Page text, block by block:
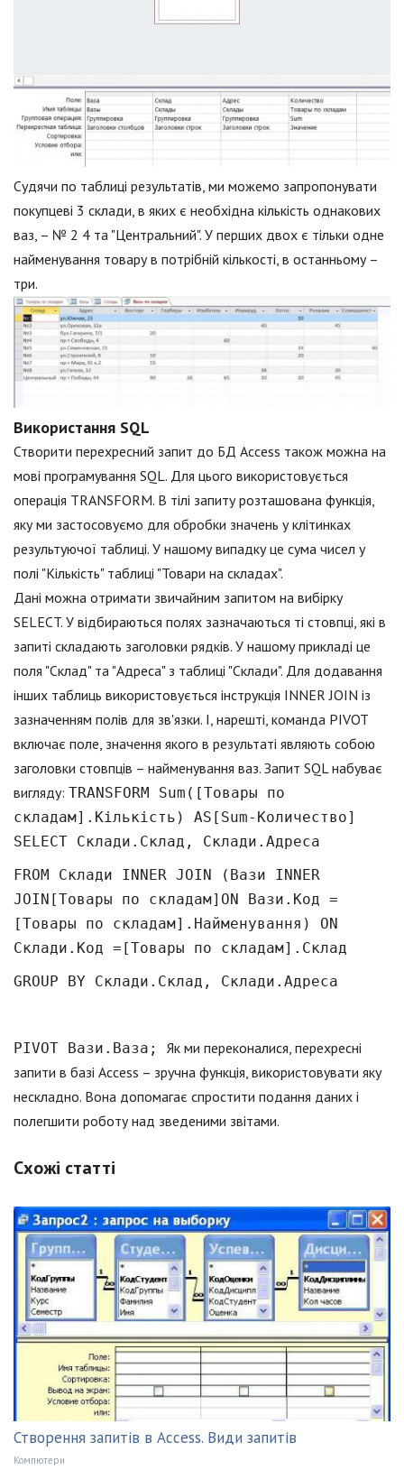
Судячи по таблиці результатів, ми можемо запропонувати
покупцеві 3 склади, в яких є необхідна кількість однакових
ваз, – № 2 4 та "Центральний". У перших двох є тільки одне
найменування товару в потрібній кількості, в останньому –
три.
Використання SQL
Створити перехресний запит до БД Access також можна на
мові програмування SQL. Для цього використовується
операція TRANSFORM. В тілі запиту розташована функція,
яку ми застосовуємо для обробки значень у клітинках
результуючої таблиці. У нашому випадку це сума чисел у
полі "Кількість" таблиці "Товари на складах".
Дані можна отримати звичайним запитом на вибірку
SELECT. У відбираються полях зазначаються ті стовпці, які в
запиті складають заголовки рядків. У нашому прикладі це
поля "Склад" та "Адреса" з таблиці "Склади". Для додавання
інших таблиць використовується інструкція INNER JOIN із
зазначенням полів для зв'язки. І, нарешті, команда PIVOT
включає поле, значення якого в результаті являють собою
заголовки стовпців – найменування ваз. Запит SQL набуває
вигляду: TRANSFORM Sum([Товары по
складам].Кількість) AS[Sum-Количество]
SELECT Склади.Склад, Склади.Адреса
FROM Склади INNER JOIN (Вази INNER
JOIN[Товары по складам]ON Вази.Код =
[Товары по складам].Найменування) ON
Склади.Код =[Товары по складам].Склад
GROUP BY Склади.Склад, Склади.Адреса
PIVOT Вази.Ваза; Як ми переконалися, перехресні
запити в базі Access – зручна функція, використовувати яку
нескладно. Вона допомагає спростити подання даних і
полегшити роботу над зведеними звітами.
Схожі статті
Створення запитів в Access. Види запитів
Компютери